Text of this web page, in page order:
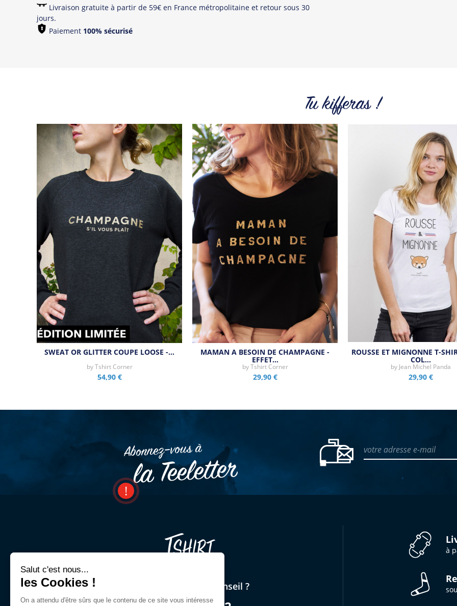
Livraison gratuite à partir de 59€ en France métropolitaine et retour sous 30
jours.
Paiement 100% sécurisé
Tu kifferas !
SWEAT OR GLITTER COUPE LOOSE -…
byTshirt Corner
54,90 €
MAMAN A BESOIN DE CHAMPAGNE -
EFFET…
byTshirt Corner
29,90 €
ROUSSE ET MIGNONNE T-
COL…
by Jean Michel Panda
29,90 €
Abonnez–vous à
la Teeletter
votre adresse e-mail
Une question ? Un conseil ?
à
Salut c'est nous...
les Cookies !
On a attendu d'être sûrs que le contenu de ce site vous intéresse